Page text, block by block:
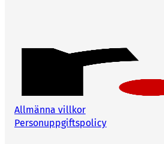
Allmänna villkor
Personuppgiftspolicy